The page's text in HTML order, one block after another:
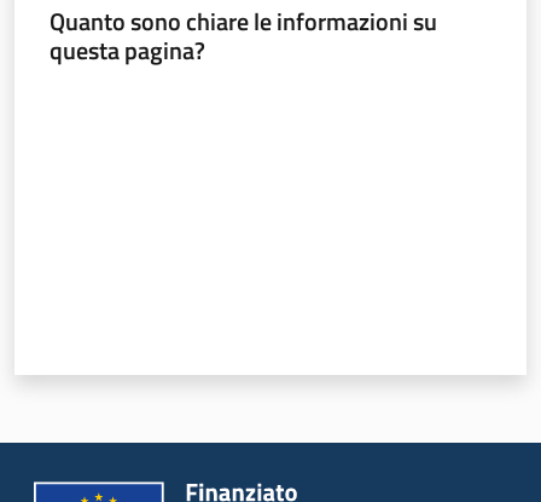
Ambiti
Emilia-
Quanto sono chiare le informazioni su
questa pagina?